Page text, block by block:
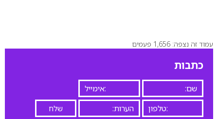
עמוד זה נצפה: 1,656 פעמים
כתבות